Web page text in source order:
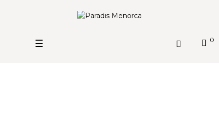
Navegación
☰ 0